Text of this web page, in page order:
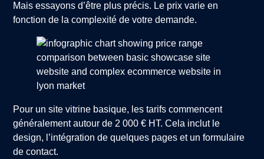
Mais essayons d’être plus précis. Le prix varie en
fonction de la complexité de votre demande.
Pour un site vitrine basique, les tarifs commencent
généralement autour de 2 000 € HT. Cela inclut le
design, l’intégration de quelques pages et un formulaire
de contact.